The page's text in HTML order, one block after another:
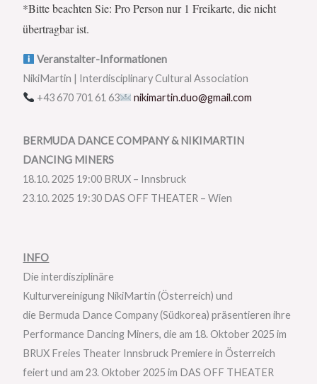
*Bitte beachten Sie: Pro Person nur 1 Freikarte, die nicht
übertragbar ist.
Veranstalter-Informationen
NikiMartin | Interdisciplinary Cultural Association
+43 670 701 61 63
nikimartin.duo@gmail.com
BERMUDA DANCE COMPANY & NIKIMARTIN
DANCING MINERS
18.10. 2025 19:00 BRUX – Innsbruck
23.10. 2025 19:30 DAS OFF THEATER – Wien
INFO
Die interdisziplinäre
Kulturvereinigung NikiMartin (Österreich) und
die Bermuda Dance Company (Südkorea) präsentieren ihre
Performance Dancing Miners, die am 18. Oktober 2025 im
BRUX Freies Theater Innsbruck Premiere in Österreich
feiert und am 23. Oktober 2025 im DAS OFF THEATER